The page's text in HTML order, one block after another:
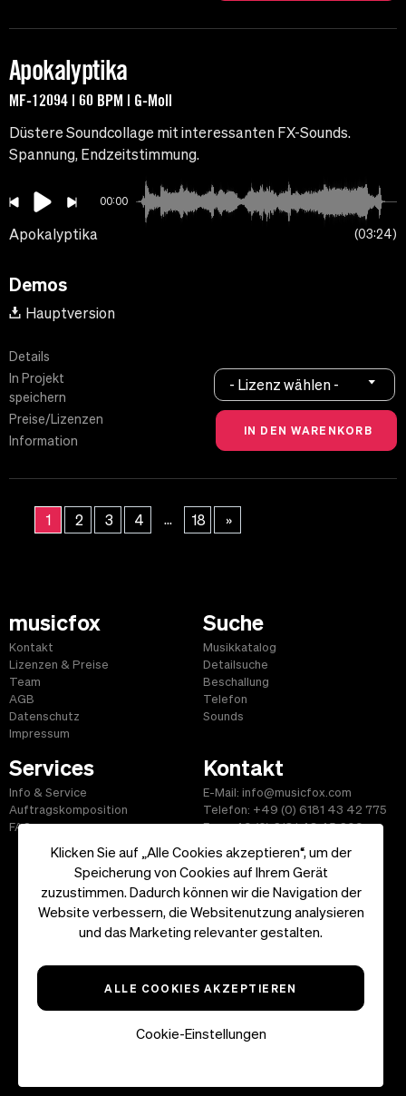
Klicken Sie auf „Alle Cookies akzeptieren“, um der
Speicherung von Cookies auf Ihrem Gerät
zuzustimmen. Dadurch können wir die Navigation der
Website verbessern, die Websitenutzung analysieren
und das Marketing relevanter gestalten.
ALLE COOKIES AKZEPTIEREN
Cookie-Einstellungen
Apokalyptika
MF-12094 | 60 BPM | G-Moll
Düstere Soundcollage mit interessanten FX-Sounds.
Spannung, Endzeitstimmung.
00:00
Apokalyptika 03:24
Demos
Hauptversion
Details
In Projekt
speichern
Preise/Lizenzen
Information
- Lizenz wählen -
1 2 3 4 ... 18 »
musicfox
Kontakt
Lizenzen & Preise
Team
AGB
Datenschutz
Impressum
Suche
Musikkatalog
Detailsuche
Beschallung
Telefon
Sounds
Services
Info & Service
Auftragskomposition
FAQ
Kontakt
E-Mail: info@musicfox.com
Telefon: +49 (0) 6181 43 42 775
Fax: +49 (0) 6181 43 45 609
Start|Informationen|AGB|Kontakt
Copyright ©2026 musicfox.com - Gemafreie Musik. All Rights